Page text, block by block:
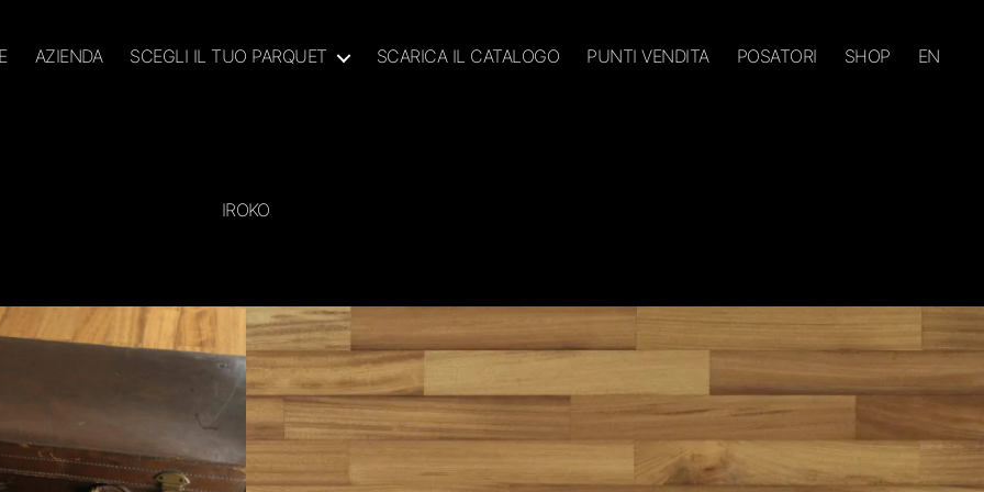
AZIENDA SCEGLI IL TUO PARQUET SCARICA IL CATALOGO PUNTI VENDITA POSATORI SHOP EN
IROKO